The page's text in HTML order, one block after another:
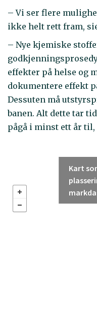
– Vi ser flere
ikke helt rett fram,
– Nye kjemiske
effekter på helse og
dokumentere effekt
Dessuten må
banen. Alt dette tar
pågå i minst ett år
Kart